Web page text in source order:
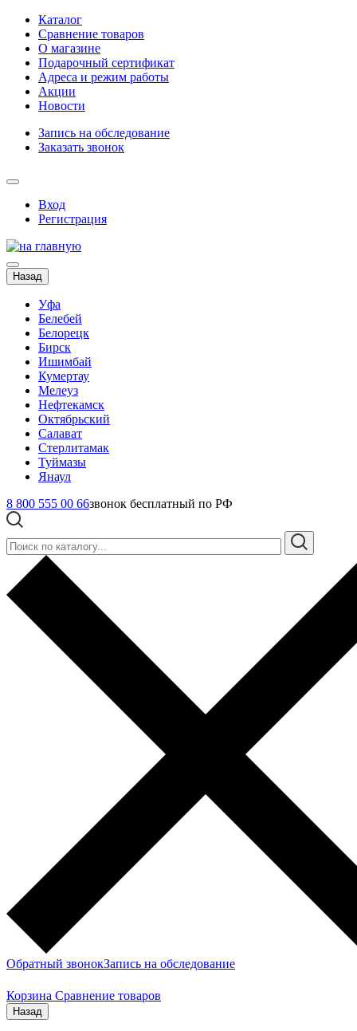
Каталог
Сравнение товаров
О магазине
Подарочный сертификат
Адреса и режим работы
Акции
Новости
Запись на обследование
Заказать звонок
Вход
Регистрация
Назад
Уфа
Белебей
Белорецк
Бирск
Ишимбай
Кумертау
Мелеуз
Нефтекамск
Октябрьский
Салават
Стерлитамак
Туймазы
Янаул
8 800 555 00 66звонок бесплатный по РФ
Обратный звонокЗапись на обследование
Корзина Сравнение товаров
Назад